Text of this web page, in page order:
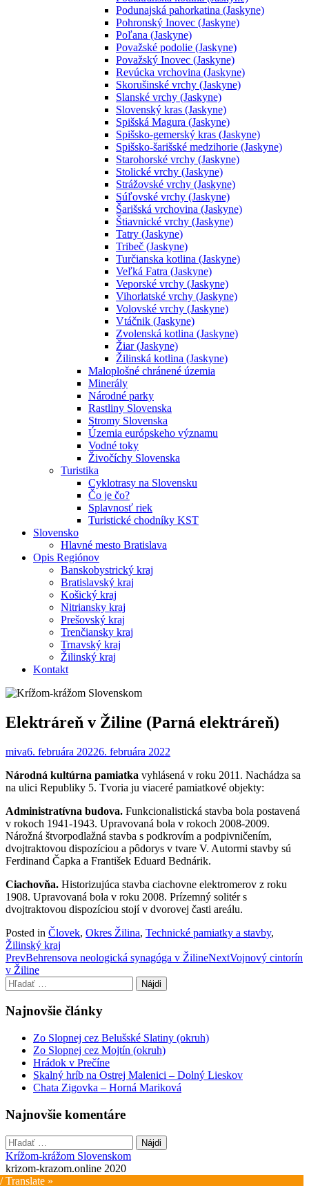
Podunajská pahorkatina (Jaskyne)
Pohronský Inovec (Jaskyne)
Poľana (Jaskyne)
Považské podolie (Jaskyne)
Považský Inovec (Jaskyne)
Revúcka vrchovina (Jaskyne)
Skorušinské vrchy (Jaskyne)
Slanské vrchy (Jaskyne)
Slovenský kras (Jaskyne)
Spišská Magura (Jaskyne)
Spišsko-gemerský kras (Jaskyne)
Spišsko-šarišské medzihorie (Jaskyne)
Starohorské vrchy (Jaskyne)
Stolické vrchy (Jaskyne)
Strážovské vrchy (Jaskyne)
Súľovské vrchy (Jaskyne)
Šarišská vrchovina (Jaskyne)
Štiavnické vrchy (Jaskyne)
Tatry (Jaskyne)
Tribeč (Jaskyne)
Turčianska kotlina (Jaskyne)
Veľká Fatra (Jaskyne)
Veporské vrchy (Jaskyne)
Vihorlatské vrchy (Jaskyne)
Volovské vrchy (Jaskyne)
Vtáčnik (Jaskyne)
Zvolenská kotlina (Jaskyne)
Žiar (Jaskyne)
Žilinská kotlina (Jaskyne)
Maloplošné chránené územia
Minerály
Národné parky
Rastliny Slovenska
Stromy Slovenska
Územia európskeho významu
Vodné toky
Živočíchy Slovenska
Turistika
Cyklotrasy na Slovensku
Čo je čo?
Splavnosť riek
Turistické chodníky KST
Slovensko
Hlavné mesto Bratislava
Opis Regiónov
Banskobystrický kraj
Bratislavský kraj
Košický kraj
Nitriansky kraj
Prešovský kraj
Trenčiansky kraj
Trnavský kraj
Žilinský kraj
Kontakt
Elektráreň v Žiline (Parná elektráreň)
miva6. februára 20226. februára 2022
Národná kultúrna pamiatka vyhlásená v roku 2011. Nachádza sa
na ulici Republiky 5. Tvoria ju viaceré pamiatkové objekty:
Administratívna budova. Funkcionalistická stavba bola postavená
v rokoch 1941-1943. Upravovaná bola v rokoch 2008-2009.
Nárožná štvorpodlažná stavba s podkrovím a podpivničením,
dvojtraktovou dispozíciou a pôdorys v tvare V. Autormi stavby sú
Ferdinand Čapka a František Eduard Bednárik.
Ciachovňa. Historizujúca stavba ciachovne elektromerov z roku
1908. Upravovaná bola v roku 2008. Prízemný solitér s
dvojtraktovou dispozíciou stojí v dvorovej časti areálu.
Posted in Človek, Okres Žilina, Technické pamiatky a stavby,
Žilinský kraj
Post
navigation
PrevBehrensova neologická synagóga v ŽilineNextVojnový cintorín
v Žiline
Hľadať:
Najnovšie články
Zo Slopnej cez Belušské Slatiny (okruh)
Zo Slopnej cez Mojtín (okruh)
Hrádok v Prečíne
Skalný hríb na Ostrej Malenici – Dolný Lieskov
Chata Zigovka – Horná Mariková
Najnovšie komentáre
Hľadať:
Krížom-krážom Slovenskom
krizom-krazom.online 2020
Translate »